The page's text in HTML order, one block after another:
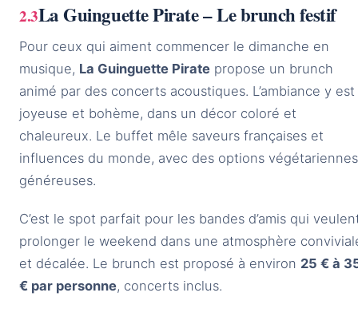
La Guinguette Pirate – Le brunch festif
Pour ceux qui aiment commencer le dimanche en
musique, La Guinguette Pirate propose un brunch
animé par des concerts acoustiques. L’ambiance y est
joyeuse et bohème, dans un décor coloré et
chaleureux. Le buffet mêle saveurs françaises et
influences du monde, avec des options végétariennes
généreuses.
C’est le spot parfait pour les bandes d’amis qui
prolonger le weekend dans une atmosphère
et décalée. Le brunch est proposé à environ 25 € à
€ par personne, concerts inclus.